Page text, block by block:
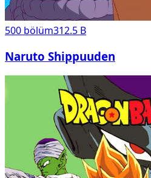
500 bölüm312.5 B
Naruto Shippuuden